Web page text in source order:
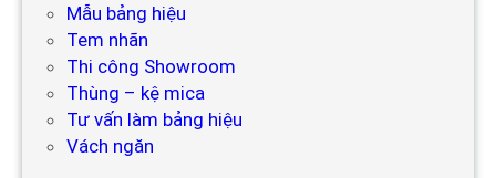
Mẫu bảng hiệu
Tem nhãn
Thi công Showroom
Thùng – kệ mica
Tư vấn làm bảng hiệu
Vách ngăn